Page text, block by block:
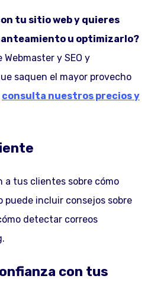
tu sitio web y quieres
u optimizarlo?
y SEO y
saquen el mayor provecho
consulta nuestros precios y
a tus clientes sobre cómo
puede incluir consejos sobre
detectar correos
con tus